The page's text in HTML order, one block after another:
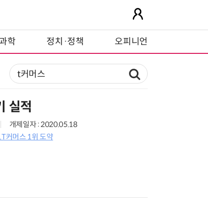
과학 정치·정책 오피니언
실적
개제일자 : 2020.05.18
커머스 1위 도약